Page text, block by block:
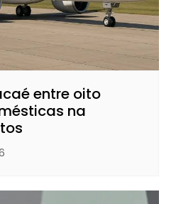
entre oito
na